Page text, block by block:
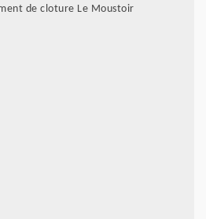
de cloture Le Moustoir